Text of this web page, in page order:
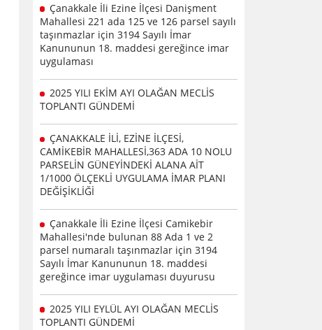
Çanakkale İli Ezine İlçesi Danişment
Mahallesi 221 ada 125 ve 126 parsel sayılı
taşınmazlar için 3194 Sayılı İmar
Kanununun 18. maddesi gereğince imar
uygulaması
2025 YILI EKİM AYI OLAĞAN MECLİS
TOPLANTI GÜNDEMİ
ÇANAKKALE İLİ, EZİNE İLÇESİ,
CAMİKEBİR MAHALLESİ,363 ADA 10 NOLU
PARSELİN GÜNEYİNDEKİ ALANA AİT
1/1000 ÖLÇEKLİ UYGULAMA İMAR PLANI
DEĞİŞİKLİĞİ
Çanakkale İli Ezine İlçesi Camikebir
Mahallesi'nde bulunan 88 Ada 1 ve 2
parsel numaralı taşınmazlar için 3194
Sayılı İmar Kanununun 18. maddesi
gereğince imar uygulaması duyurusu
2025 YILI EYLÜL AYI OLAĞAN MECLİS
TOPLANTI GÜNDEMİ